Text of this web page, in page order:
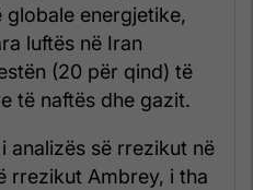
energjetike,
luftës në Iran
(20 për qind) të
të naftës dhe gazit.
analizës së rrezikut në
rrezikut Ambrey, i tha